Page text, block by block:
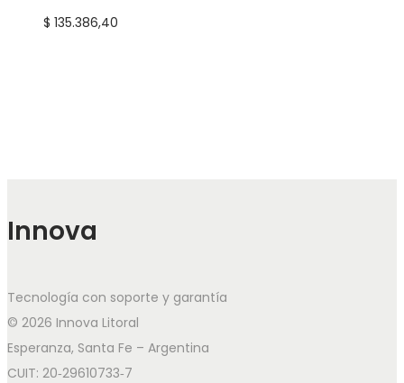
$ 135.386,40
Innova
Tecnología con soporte y garantía
© 2026 Innova Litoral
Esperanza, Santa Fe – Argentina
CUIT: 20‑29610733‑7